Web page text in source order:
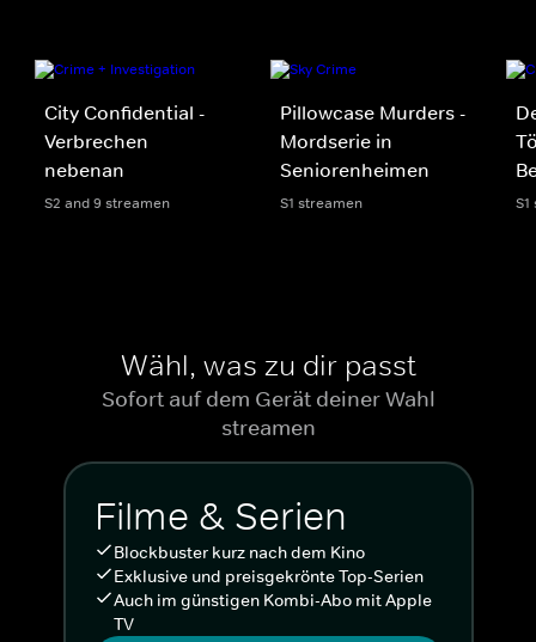
City Confidential -
Verbrechen
nebenan
S2 and 9 streamen
Pillowcase Murders -
Mordserie in
Seniorenheimen
S1 streamen
Wähl, was zu dir passt
Sofort auf dem Gerät deiner Wahl
streamen
Filme & Serien
Blockbuster kurz nach dem Kino
Exklusive und preisgekrönte Top-Serien
Auch im günstigen Kombi-Abo mit Apple
TV